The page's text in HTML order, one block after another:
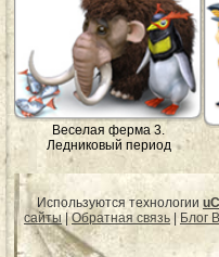
Веселая ферма 3.
Ледниковый период
Используются технологии
сайты|Обратная связь Блог